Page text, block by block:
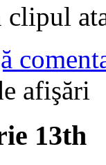
afişări
13th